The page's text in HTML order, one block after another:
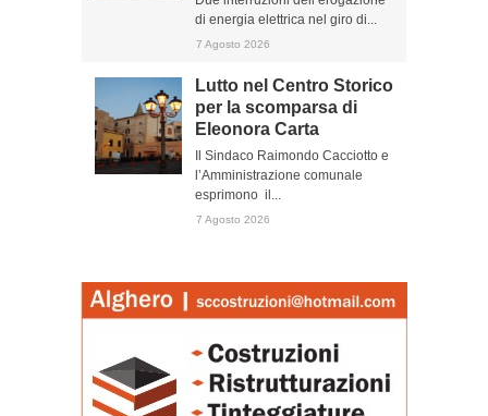
di energia elettrica nel giro di...
7 Agosto 2026
Lutto nel Centro Storico
per la scomparsa di
Eleonora Carta
Il Sindaco Raimondo Cacciotto e
l’Amministrazione comunale
esprimono il...
7 Agosto 2026